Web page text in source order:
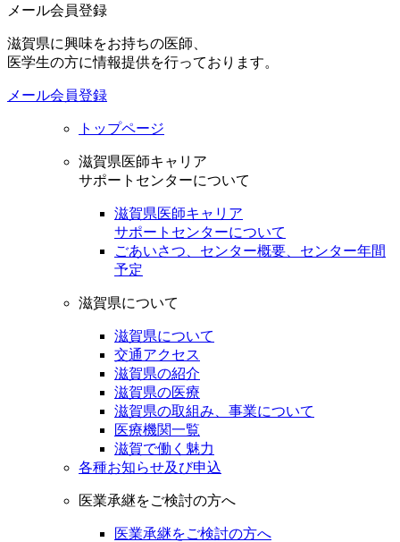
メール会員登録
滋賀県に興味をお持ちの医師、
医学生の方に情報提供を行っております。
メール会員登録
トップページ
滋賀県医師キャリア
サポートセンターについて
滋賀県医師キャリア
サポートセンターについて
ごあいさつ、センター概要、センター年間
予定
滋賀県について
滋賀県について
交通アクセス
滋賀県の紹介
滋賀県の医療
滋賀県の取組み、事業について
医療機関一覧
滋賀で働く魅力
各種お知らせ及び申込
医業承継をご検討の方へ
医業承継をご検討の方へ